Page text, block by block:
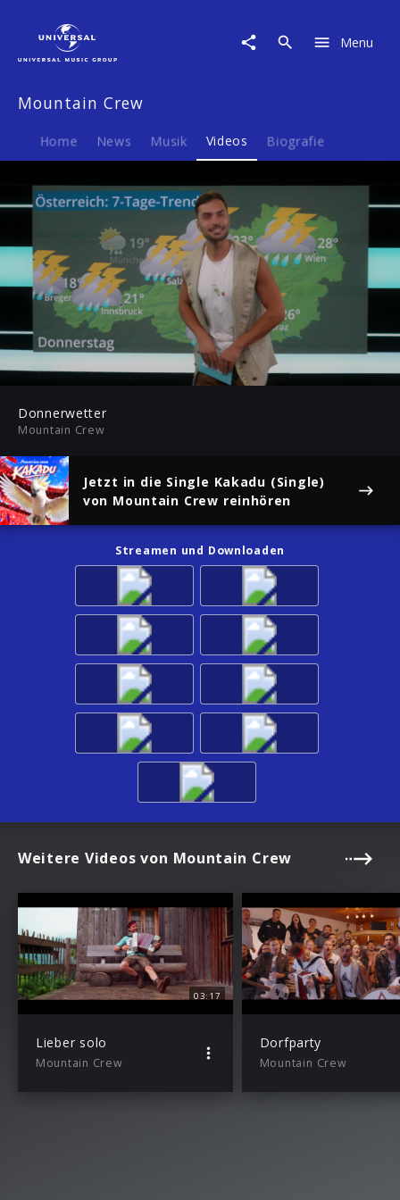
Video
Donnerwetter
Menu
Mountain Crew
Home News Musik Videos Biografie
03:00
Play
Donnerwetter
Mountain Crew
Jetzt in die Single Kakadu (Single)
von Mountain Crew reinhören
Streamen und Downloaden
Weitere Videos von Mountain Crew
03:17
Lieber solo
Mountain Crew
Dorfparty
Mountain Crew